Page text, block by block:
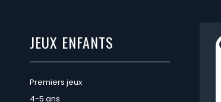
JEUX ENFANTS
Premiers jeux
4-5 ans